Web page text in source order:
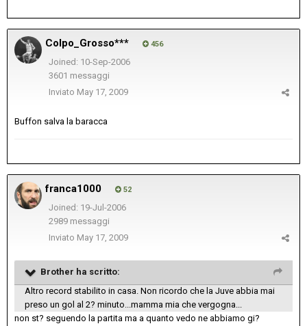
Colpo_Grosso*** 456
Joined: 10-Sep-2006
3601 messaggi
Inviato May 17, 2009
Buffon salva la baracca
franca1000 52
Joined: 19-Jul-2006
2989 messaggi
Inviato May 17, 2009
Brother ha scritto:
Altro record stabilito in casa. Non ricordo che la Juve abbia mai
preso un gol al 2? minuto...mamma mia che vergogna...
non st? seguendo la partita ma a quanto vedo ne abbiamo gi?